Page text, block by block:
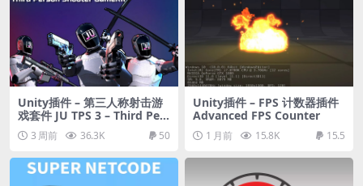
Unity插件 – 第三人称射击游
戏套件 JU TPS 3 – Third Pers
on Shooter GameKit + Vehi
cle Physics
3 周前 36.3K 50
Unity插件 – FPS 计数器插件
Advanced FPS Counter
1 月前 15.8K 15.5